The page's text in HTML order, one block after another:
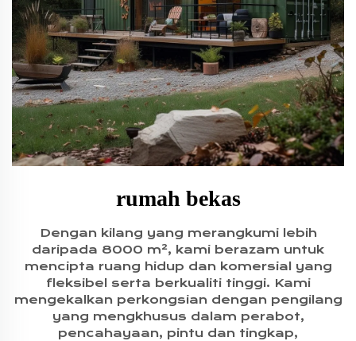
rumah bekas
Dengan kilang yang merangkumi lebih
daripada 8000 m², kami berazam untuk
mencipta ruang hidup dan komersial yang
fleksibel serta berkualiti tinggi. Kami
mengekalkan perkongsian dengan pengilang
yang mengkhusus dalam perabot,
pencahayaan, pintu dan tingkap,